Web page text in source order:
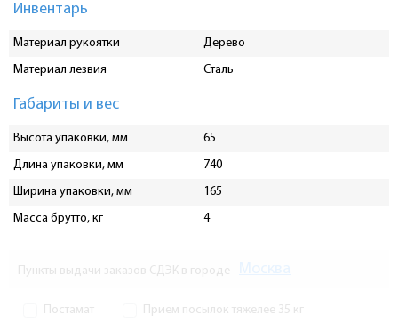
Инвентарь
Материал рукоятки
Дерево
Материал лезвия
Сталь
Габариты и вес
Высота упаковки, мм
65
Длина упаковки, мм
740
Ширина упаковки, мм
165
Масса брутто, кг
4
Пункты выдачи заказов СДЭК в городе
Постамат Прием посылок тяжелее 35 кг